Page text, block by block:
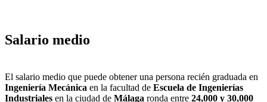
Salario medio
El salario medio que puede obtener una persona recién graduada en
Ingeniería Mecánica en la facultad de Escuela de Ingenierías
Industriales en la ciudad de Málaga ronda entre 24,000 y 30,000